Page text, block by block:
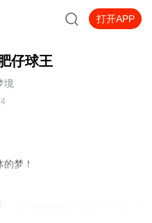
打开APP
仔球王
境
梦！
在偶然的机会里成为了H工大